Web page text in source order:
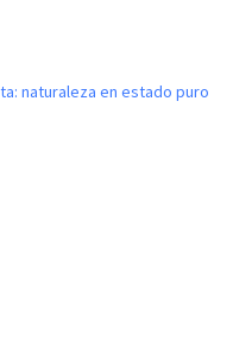
naturaleza en estado puro